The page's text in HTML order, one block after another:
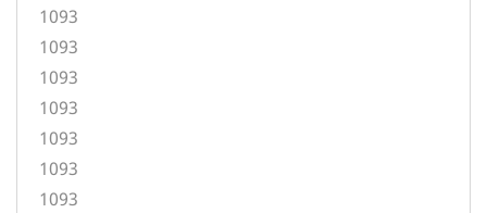
1093
1093
1093
1093
1093
1093
1093